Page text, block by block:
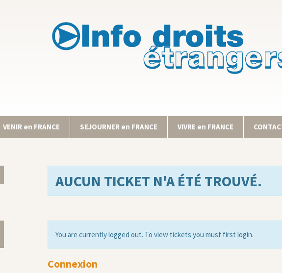
VENIR en FRANCE SEJOURNER en FRANCE VIVRE en FRANCE
AUCUN TICKET N'A ÉTÉ TROUVÉ.
You are currently logged out. To view tickets you must first login.
Connexion